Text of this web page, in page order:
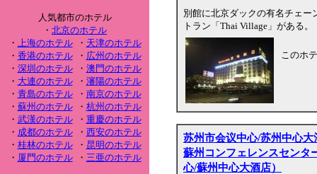
人気都市のホテル
・ 北京のホテル
・ 上海のホテル・ 天津のホテル
・ 香港のホテル・ 広州のホテル
・ 深圳のホテル・ 澳門のホテル
・ 大連のホテル・ 瀋陽のホテル
・ 青島のホテル・ 南京のホテル
・ 蘇州のホテル・ 杭州のホテル
・ 武漢のホテル・ 重慶のホテル
・ 成都のホテル・ 西安のホテル
・ 桂林のホテル・ 昆明のホテル
・ 厦門のホテル・ 三亜のホテル
別館に北京ダックの有名チェ
トラン「Thai Village」がある。
このホ
苏州市会议中心/苏州中心大
蘇州コンフェレンスセンタ
心/蘇州中心大酒店）